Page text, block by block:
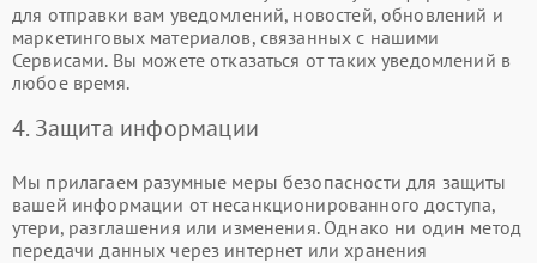
для отправки вам уведомлений, новостей, обновлений и
маркетинговых материалов, связанных с нашими
Сервисами. Вы можете отказаться от таких уведомлений в
любое время.
4. Защита информации
Мы прилагаем разумные меры безопасности для защиты
вашей информации от несанкционированного доступа,
утери, разглашения или изменения. Однако ни один метод
передачи данных через интернет или хранения